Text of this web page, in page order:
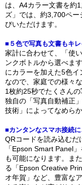
は、A4カラー文書を約
ズ」では、約3,700ペ
びいただけます。
■５色で写真も文書もキ
家計に合わせて、「使
ンクボトルから選べま
にカラーを加えた5色
なので、家庭での様々
1枚約25秒でたくさん
独自の「写真自動補正
技術」によってなめら
■カンタンなスマホ接続
QRコードを読み込むだ
「Epson Smart Panel
も可能になります。ま
る「Epson Creative
オ年賀」など、豊富な